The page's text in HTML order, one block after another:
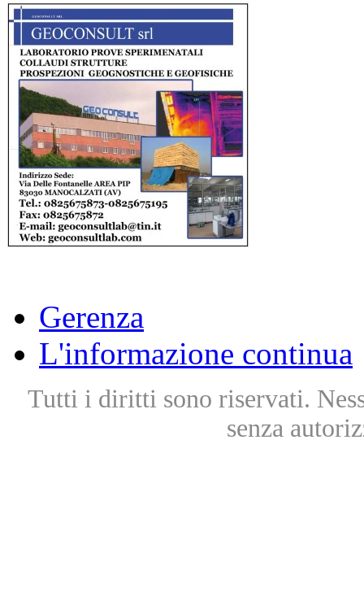
Gerenza
L'informazione continua
Tutti i diritti sono riservati.
senza